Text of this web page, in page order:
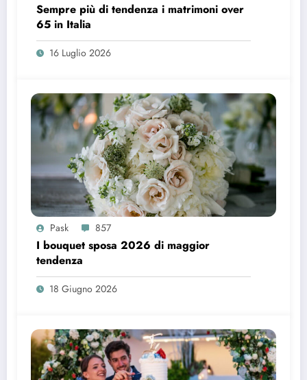
Sempre più di tendenza i matrimoni over
65 in Italia
16 Luglio 2026
Pask 857
I bouquet sposa 2026 di maggior
tendenza
18 Giugno 2026